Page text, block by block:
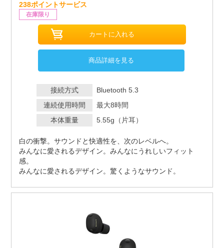
238ポイントサービス
在庫限り
商品詳細を見る
接続方式
Bluetooth 5.3
連続使用時間
最大8時間
本体重量
5.55g（片耳）
白の衝撃。サウンドと快適性を、次のレベルへ。
みんなに愛されるデザイン。みんなにうれしいフィット
感。
みんなに愛されるデザイン。驚くようなサウンド。